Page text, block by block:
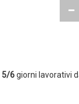
5/6giorni lavorativi